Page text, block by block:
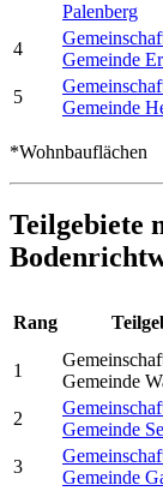
Palenberg
4
Gemeinde
5
Gemeinde
*Wohnbauflächen
Teilgebiete
Rang
1
Gemeinde
2
Gemeinde
3
Gemeinde